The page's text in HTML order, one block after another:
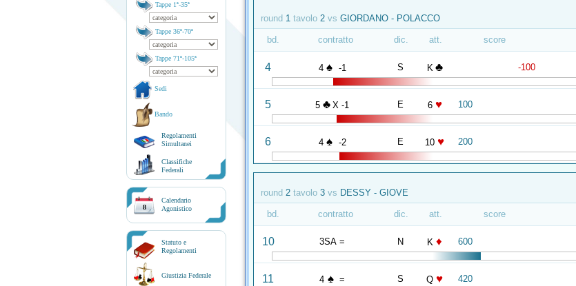
Tappe 1ª-35ª
Tappe 36ª-70ª
Tappe 71ª-105ª
Sedi
Bando
Regolamenti
Simultanei
Classifiche
Federali
8
Calendario
Agonistico
Statuto e
Regolamenti
Giustizia Federale
round 1 tavolo 2 vs GIORDANO - POLACCO
bd. contratto dic. att. score
4 4 ♠ -1 S K ♣ -100
5 5 ♣ X -1 E 6 ♥ 100
6 4 ♠ -2 E 10 ♥ 200
round 2 tavolo 3 vs DESSY - GIOVE
bd. contratto dic. att. score
10 3SA = N K ♦ 600
11 4 ♠ = S Q ♥ 420